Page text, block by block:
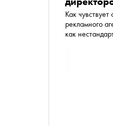
Как
рекламного
как